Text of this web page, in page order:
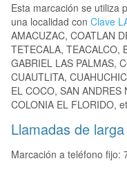
Esta marcación se utiliza
una localidad con Clave
AMACUZAC, COATLAN
TETECALA, TEACALCO,
GABRIEL LAS PALMAS,
CUAUTLITA,
EL COCO, SAN ANDRES
COLONIA EL FLORIDO,
Llamadas de
Marcación a teléfono fijo: